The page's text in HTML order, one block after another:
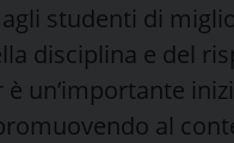
studenti di
disciplina e del
un’importante
al